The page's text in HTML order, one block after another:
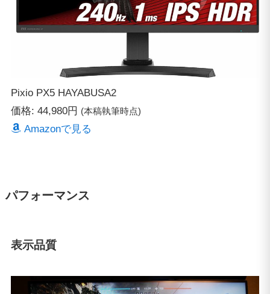
Pixio PX5 HAYABUSA2
価格: 44,980円 (本稿執筆時点)
Amazonで見る
パフォーマンス
表示品質